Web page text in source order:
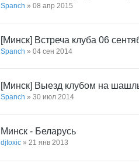
Spanch » 08 апр 2015
[Минск] Встреча клуба 06
Spanch » 04 сен 2014
[Минск] Выезд клубом на
Spanch » 30 июл 2014
Минск - Беларусь
djtoxic » 21 янв 2013